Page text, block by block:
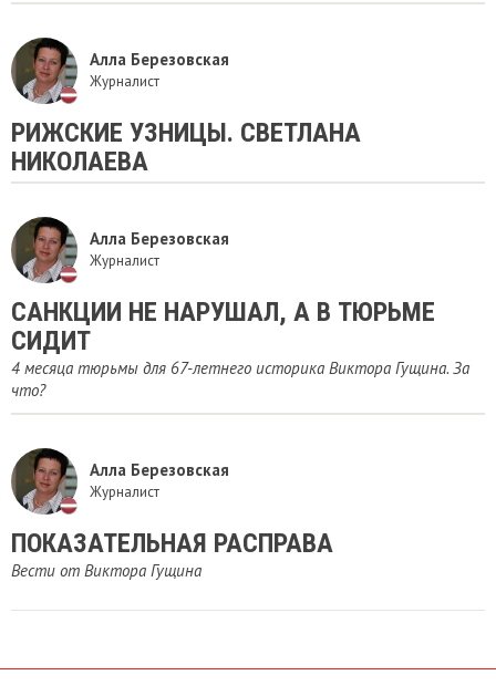
Алла Березовская
Журналист
РИЖСКИЕ УЗНИЦЫ. СВЕТЛАНА
НИКОЛАЕВА
Алла Березовская
Журналист
САНКЦИИ НЕ НАРУШАЛ, А В ТЮРЬМЕ
СИДИТ
4 месяца тюрьмы для 67-летнего историка Виктора Гущина. За
что?
Алла Березовская
Журналист
ПОКАЗАТЕЛЬНАЯ РАСПРАВА
Вести от Виктора Гущина